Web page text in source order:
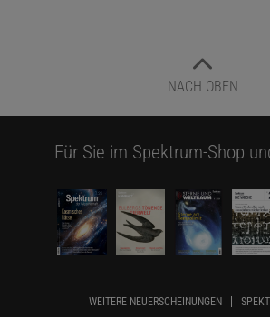
NACH OBEN
Für Sie im Spektrum-Shop
WEITERE NEUERSCHEINUNGEN